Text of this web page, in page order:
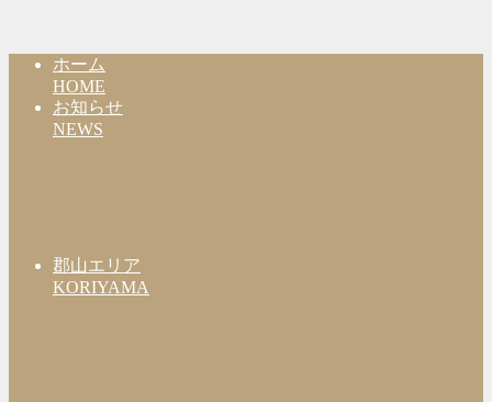
ホーム
HOME
お知らせ
NEWS
郡山エリア
KORIYAMA